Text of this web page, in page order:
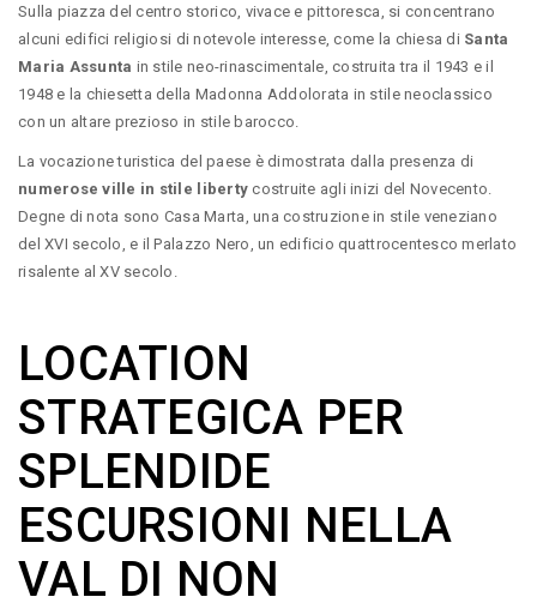
Sulla piazza del centro storico, vivace e pittoresca, si concentrano
alcuni edifici religiosi di notevole interesse, come la chiesa di Santa
Maria Assunta in stile neo-rinascimentale, costruita tra il 1943 e il
1948 e la chiesetta della Madonna Addolorata in stile neoclassico
con un altare prezioso in stile barocco.
La vocazione turistica del paese è dimostrata dalla presenza di
numerose ville in stile liberty costruite agli inizi del Novecento.
Degne di nota sono Casa Marta, una costruzione in stile veneziano
del XVI secolo, e il Palazzo Nero, un edificio quattrocentesco merlato
risalente al XV secolo.
LOCATION
STRATEGICA PER
SPLENDIDE
ESCURSIONI NELLA
VAL DI NON